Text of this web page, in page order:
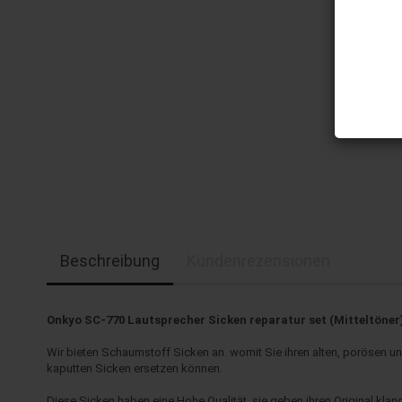
Beschreibung
Onkyo SC-770 Lautsprecher Sicken reparatur set
Wir bieten Schaumstoff Sicken an. womit Sie ihren alten, porösen
kaputten Sicken ersetzen können.